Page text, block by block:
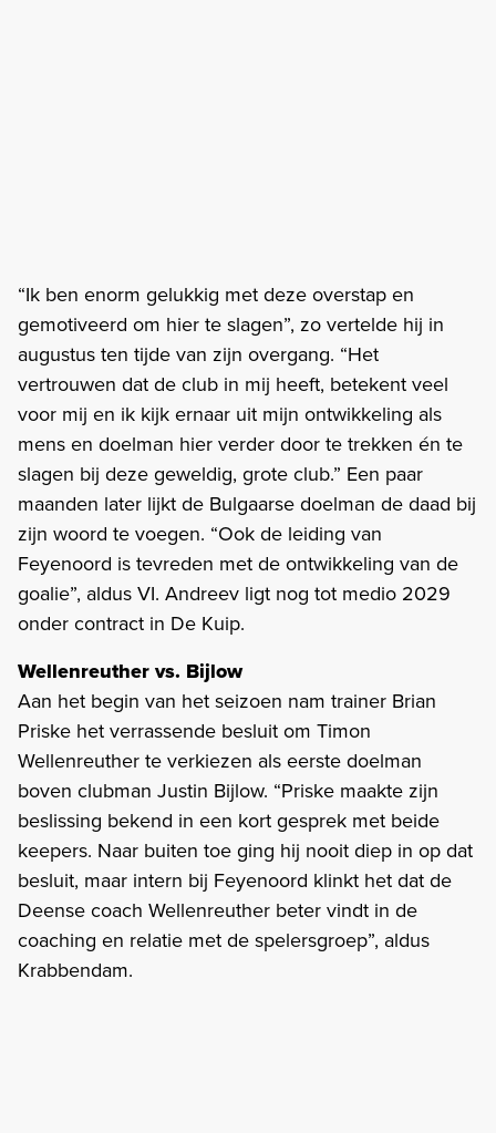
“Ik ben enorm gelukkig met deze overstap en
gemotiveerd om hier te slagen”, zo vertelde hij in
augustus ten tijde van zijn overgang. “Het
vertrouwen dat de club in mij heeft, betekent veel
voor mij en ik kijk ernaar uit mijn ontwikkeling als
mens en doelman hier verder door te trekken én te
slagen bij deze geweldig, grote club.” Een paar
maanden later lijkt de Bulgaarse doelman de daad bij
zijn woord te voegen. “Ook de leiding van
Feyenoord is tevreden met de ontwikkeling van de
goalie”, aldus VI. Andreev ligt nog tot medio 2029
onder contract in De Kuip.
Wellenreuther vs. Bijlow
Aan het begin van het seizoen nam trainer Brian
Priske het verrassende besluit om Timon
Wellenreuther te verkiezen als eerste doelman
boven clubman Justin Bijlow. “Priske maakte zijn
beslissing bekend in een kort gesprek met beide
keepers. Naar buiten toe ging hij nooit diep in op dat
besluit, maar intern bij Feyenoord klinkt het dat de
Deense coach Wellenreuther beter vindt in de
coaching en relatie met de spelersgroep”, aldus
Krabbendam.